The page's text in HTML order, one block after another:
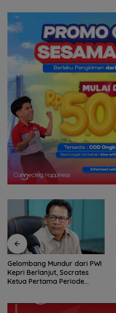
Gelombang Mundur dari PWI
Kepri Berlanjut, Socrates
Ketua Pertama Periode